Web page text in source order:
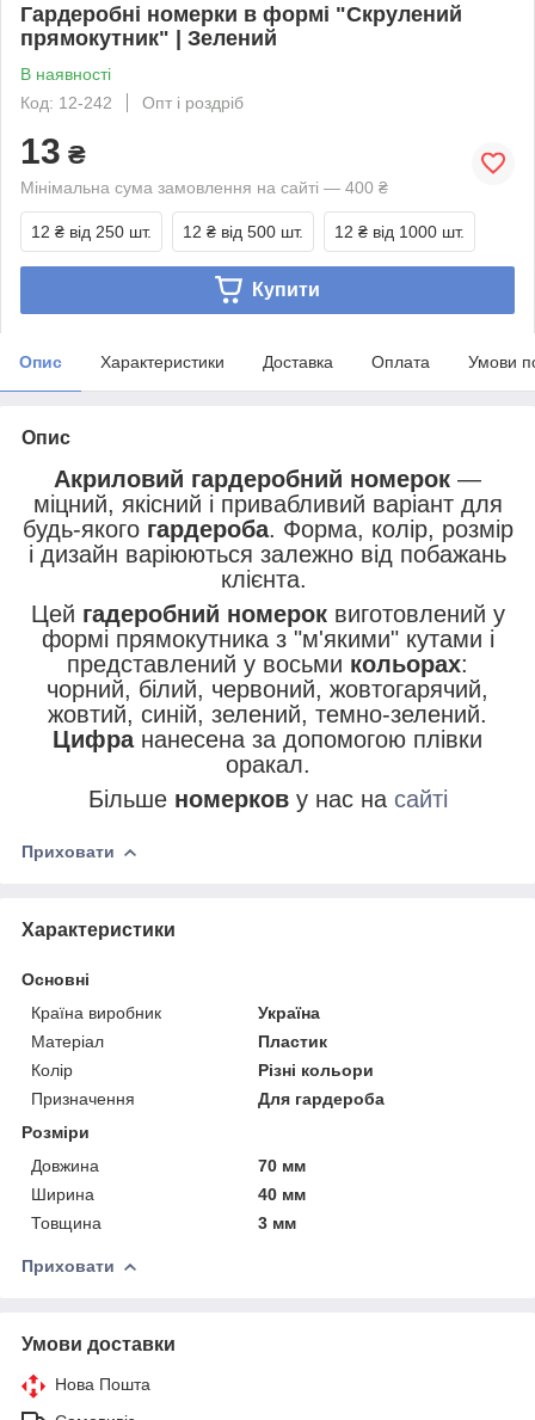
Гардеробні номерки в формі "Скрулений
прямокутник" | Зелений
В наявності
Код: 12-242
Опт і роздріб
13 ₴
Мінімальна сума замовлення на сайті — 400 ₴
12 ₴ від 250 шт. 12 ₴ від 500 шт. 12 ₴ від 1000 шт.
Купити
Опис Характеристики Доставка Оплата Умови
Опис
Акриловий гардеробний номерок —
міцний, якісний і привабливий варіант для
будь-якого гардероба. Форма, колір, розмір
і дизайн варіюються залежно від побажань
клієнта.
Цей гадеробний номероквиготовлений у
формі прямокутника з "м'якими" кутами і
представлений у восьми кольорах:
чорний, білий, червоний, жовтогарячий,
жовтий, синій, зелений, темно-зелений.
Цифрананесена за допомогою плівки
оракал.
Більше номерков у нас на сайті
Приховати
Характеристики
Основні
Країна виробник
Україна
Матеріал
Пластик
Колір
Різні кольори
Призначення
Для гардероба
Розміри
Довжина
70 мм
Ширина
40 мм
Товщина
3 мм
Приховати
Умови доставки
Нова Пошта